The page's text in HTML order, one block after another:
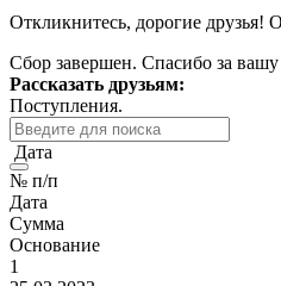
Откликнитесь, дорогие
Сбор завершен. Спасибо за
Рассказать друзьям:
Поступления.
Дата
№ п/п
Дата
Сумма
Основание
1